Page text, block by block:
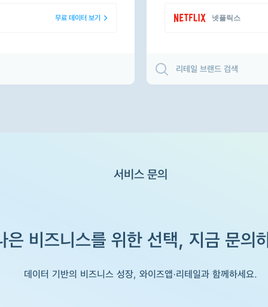
무료 데이터 보기 넷플릭스
서비스 문의
은 비즈니스를 위한 선택, 지금 문의
데이터 기반의 비즈니스 성장, 와이즈앱·리테일과 함께하세요.